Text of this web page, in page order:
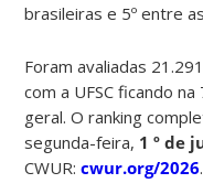
brasileiras e 5º entre
Foram avaliadas
com a UFSC ficando
geral. O ranking
segunda-feira, 1 º de
CWUR:cwur.org/2026.